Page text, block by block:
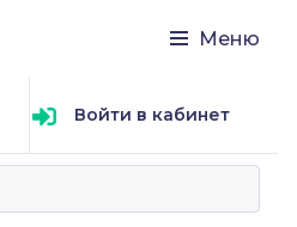
Меню
Войти в кабинет